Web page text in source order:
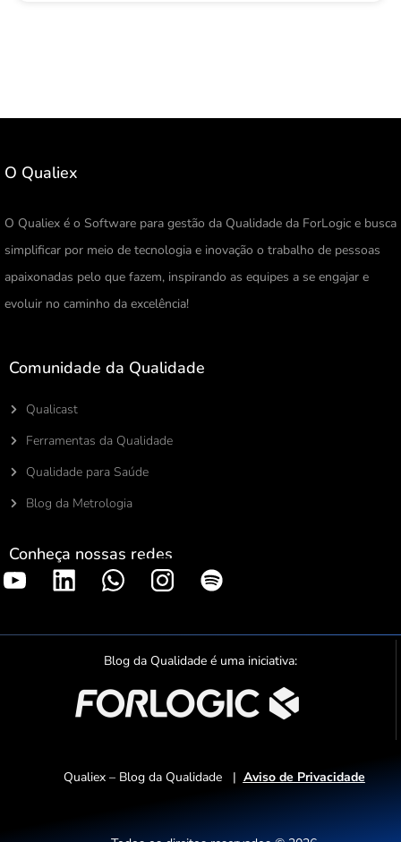
O Qualiex
O Qualiex é o Software para gestão da Qualidade da ForLogic e busca
simplificar por meio de tecnologia e inovação o trabalho de pessoas
apaixonadas pelo que fazem, inspirando as equipes a se engajar e
evoluir no caminho da excelência!
Comunidade da Qualidade
Qualicast
Ferramentas da Qualidade
Qualidade para Saúde
Blog da Metrologia
Conheça nossas redes
S
o
t
f
y
Blog da Qualidade é uma iniciativa:
Qualiex – Blog da Qualidade | Aviso de Privacidade